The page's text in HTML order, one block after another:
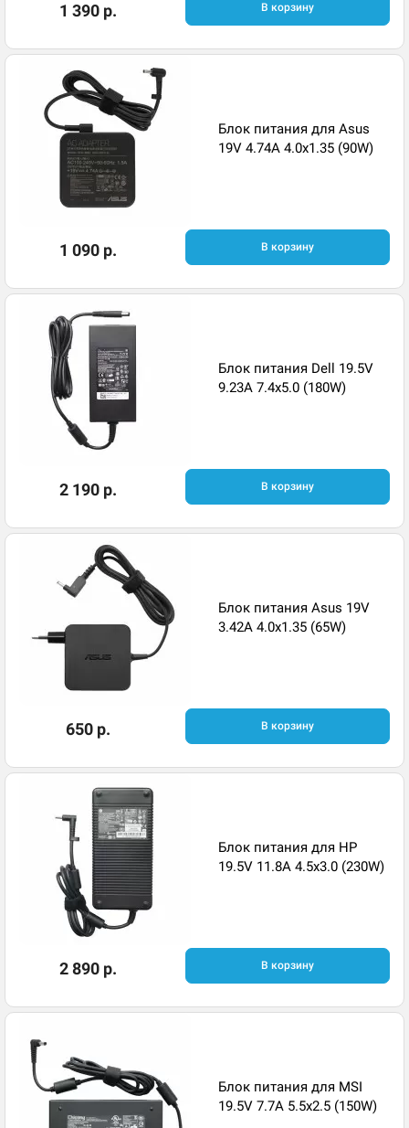
1 390 р. В корзину
Блок питания для Asus
19V 4.74A 4.0x1.35 (90W)
1 090 р. В корзину
Блок питания Dell 19.5V
9.23A 7.4x5.0 (180W)
2 190 р. В корзину
Блок питания Asus 19V
3.42A 4.0x1.35 (65W)
650 р. В корзину
Блок питания для HP
19.5V 11.8A 4.5x3.0 (230W)
2 890 р. В корзину
Блок питания для MSI
19.5V 7.7A 5.5x2.5 (150W)